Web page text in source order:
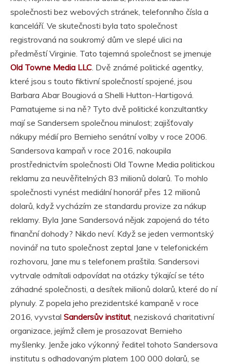
společnosti bez webových stránek, telefonního čísla a
kanceláří. Ve skutečnosti byla tato společnost
registrovaná na soukromý dům ve slepé ulici na
předměstí Virginie. Tato tajemná společnost se jmenuje
Old Towne Media LLC . Dvě známé politické agentky,
které jsou s touto fiktivní společností spojené, jsou
Barbara Abar Bougiová a Shelli Hutton-Hartigová.
Pamatujeme si na ně? Tyto dvě politické konzultantky
mají se Sandersem společnou minulost; zajišťovaly
nákupy médií pro Bernieho senátní volby v roce 2006.
Sandersova kampaň v roce 2016, nakoupila
prostřednictvím společnosti Old Towne Media politickou
reklamu za neuvěřitelných 83 milionů dolarů. To mohlo
společnosti vynést mediální honorář přes 12 milionů
dolarů, když vycházím ze standardu provize za nákup
reklamy. Byla Jane Sandersová nějak zapojená do této
finanční dohody? Nikdo neví. Když se jeden vermontský
novinář na tuto společnost zeptal Jane v telefonickém
rozhovoru, Jane mu s telefonem praštila. Sandersovi
vytrvale odmítali odpovídat na otázky týkající se této
záhadné společnosti, a desítek milionů dolarů, které do ní
plynuly. Z popela jeho prezidentské kampaně v roce
2016, vyvstal Sandersův institut , nezisková charitativní
organizace, jejímž cílem je prosazovat Bernieho
myšlenky. Jenže jako výkonný ředitel tohoto Sandersova
institutu s odhadovaným platem 100 000 dolarů, se